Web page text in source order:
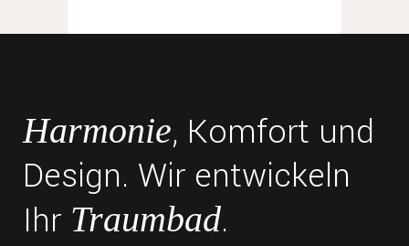
Harmonie, Komfort und
Design. Wir entwickeln
Ihr Traumbad.